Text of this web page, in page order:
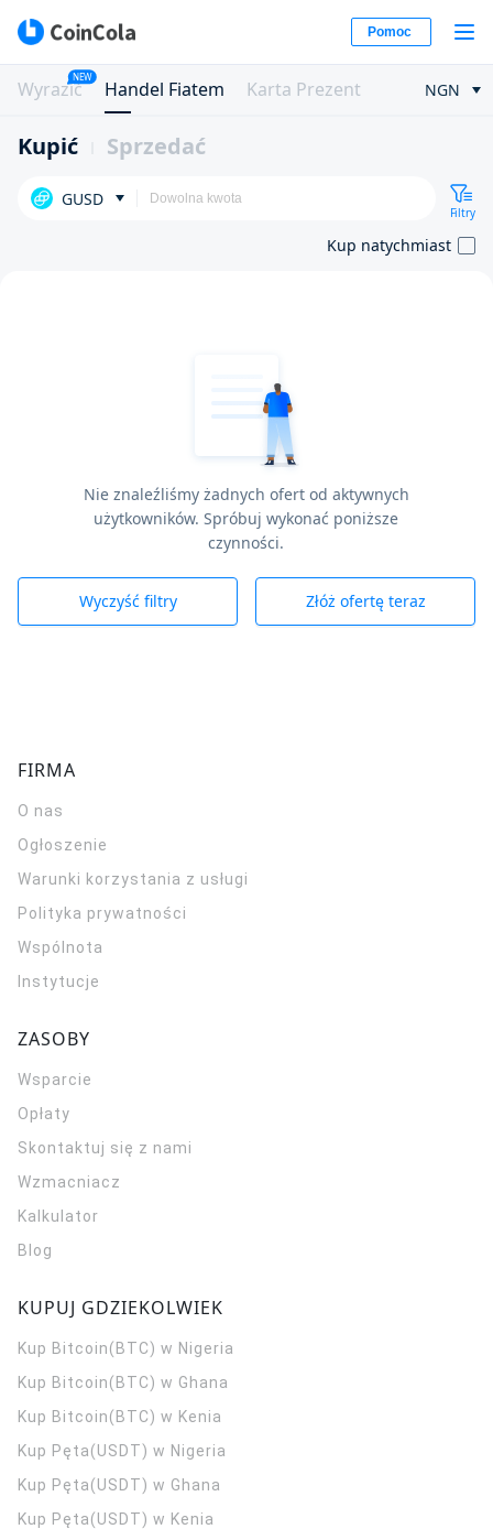
Pomoc
Wyrazić
NEW
Handel Fiatem Karta Prezent NGN
Kupić Sprzedać
GUSD
Filtry
Kup natychmiast
Nie znaleźliśmy żadnych ofert od aktywnych
użytkowników. Spróbuj wykonać poniższe
czynności.
Wyczyść filtry Złóż ofertę teraz
FIRMA
O nas
Ogłoszenie
Warunki korzystania z usługi
Polityka prywatności
Wspólnota
Instytucje
ZASOBY
Wsparcie
Opłaty
Skontaktuj się z nami
Wzmacniacz
Kalkulator
Blog
KUPUJ GDZIEKOLWIEK
Kup Bitcoin(BTC) w Nigeria
Kup Bitcoin(BTC) w Ghana
Kup Bitcoin(BTC) w Kenia
Kup Pęta(USDT) w Nigeria
Kup Pęta(USDT) w Ghana
Kup Pęta(USDT) w Kenia